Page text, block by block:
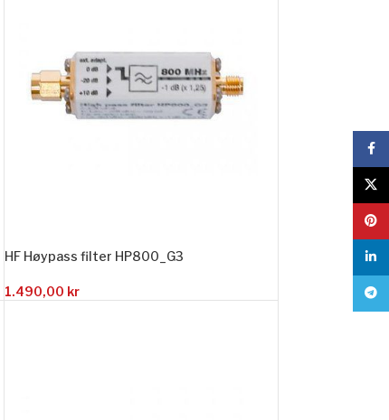
HF Høypass filter HP800_G3
1.490,00 kr